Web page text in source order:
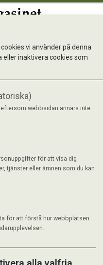
Spray
vi använder på denna
inaktivera cookies som
webbsidan annars inte
för att visa dig
tjänster eller ämnen som du kan
för att förstå hur webbplatsen